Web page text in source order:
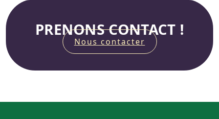
PRENONS CONTACT !
Nous contacter